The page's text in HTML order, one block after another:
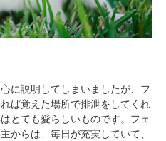
に説明してしまいましたが、フ
ば覚えた場所で排泄をしてくれ
とても愛らしいものです。フェ
からは、毎日が充実していて、